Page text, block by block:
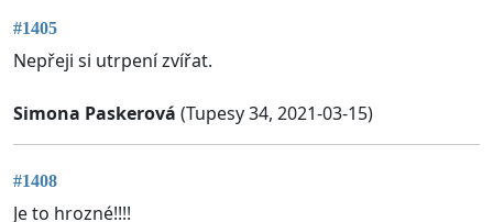
#1405
Nepřeji si utrpení zvířat.
Simona Paskerová (Tupesy 34, 2021-03-15)
#1408
Je to hrozné!!!!